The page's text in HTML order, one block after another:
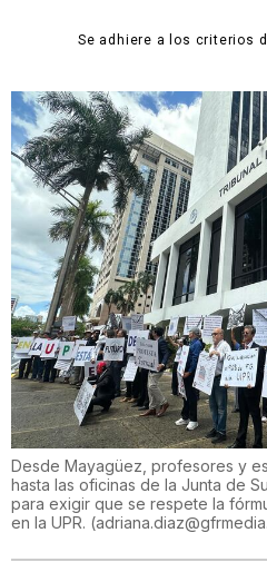
Se adhiere a los criterios
Desde Mayagüez, profesores y
hasta las oficinas de la Junta de
para exigir que se respete la
en la UPR. (